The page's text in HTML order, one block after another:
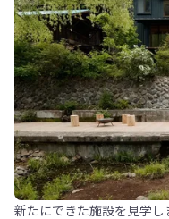
新たにできた施設を見学